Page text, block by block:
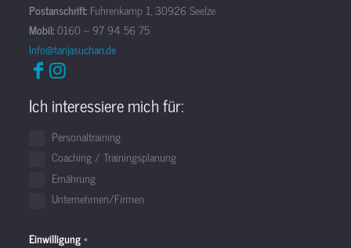
Postanschrift: Fuhrenkamp 1, 30926 Seelze
Mobil:0160 – 97 94 56 75
Info@tanjasuchan.de
Ich interessiere mich für:
Personaltraining
Coaching / Trainingsplanung
Ernährung
Unternehmen/Firmen
Einwilligung*